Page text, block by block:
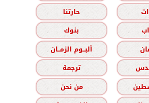
حارتنا
بنوك
ألبــوم الزمــان
ترجمة
من نحن